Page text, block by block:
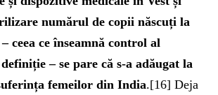
numărul de copii născuți la
ceea ce înseamnă control al
– se pare că s-a adăugat la
femeilor din India.[16] Deja